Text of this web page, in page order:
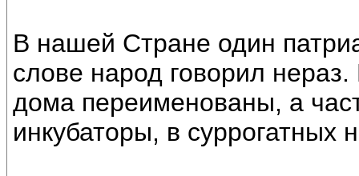
В нашей Стране один
слове народ говорил
дома переименованы, а
инкубаторы, в суррогатных